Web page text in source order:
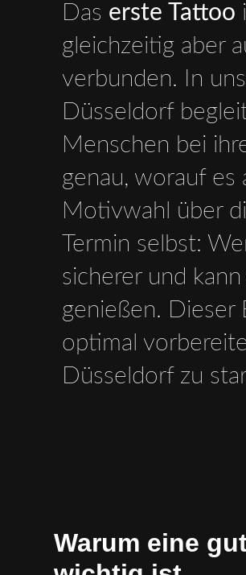
Das erste Tattoo
gleichzeitig aber
verbunden. In
Düsseldorf
Menschen bei
genau, worauf es
Motivwahl über
Termin selbst:
sicherer und
genießen. Dieser
optimal
Düsseldorf zu
Warum eine